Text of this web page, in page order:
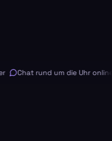
Chat rund um die Uhr online